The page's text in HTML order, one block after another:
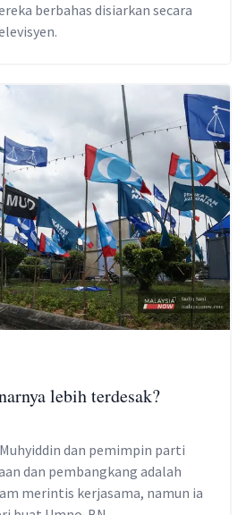
berbahas disiarkan secara
lebih terdesak?
dan pemimpin parti
dan pembangkang adalah
merintis kerjasama, namun ia